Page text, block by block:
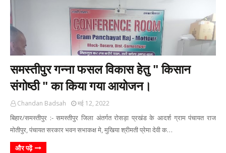
समस्तीपुर गन्ना फसल विकास हेतु " किसान
संगोष्ठी " का किया गया आयोजन।
Chandan Badsah मई 12, 2022
बिहार/समस्तीपुर :- समस्तीपुर जिला अंतर्गत रोसड़ा प्रखंड के आदर्श ग्राम पंचायत राज
मोतीपुर, पंचायत सरकार भवन सभाकक्ष मे, मुखिया श्रीमती प्रेमा देवी क…
और पढ़ें